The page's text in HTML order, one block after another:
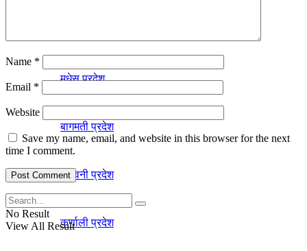
मधेस प्रदेश
बागमती प्रदेश
लुम्विनी प्रदेश
कर्णाली प्रदेश
Name *
Email *
Website
Save my name, email, and website in this browser for the next
time I comment.
No Result
View All Result